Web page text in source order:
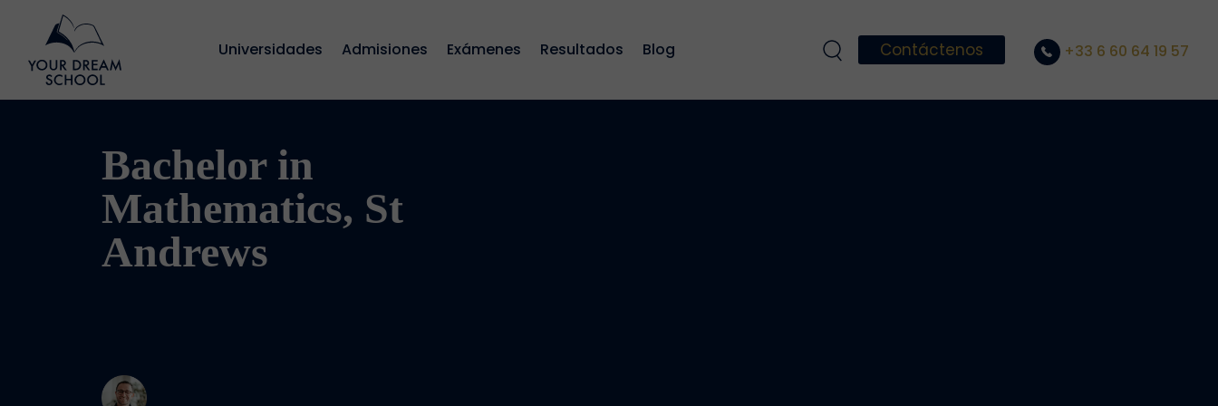
Universidades Admisiones Exámenes Resultados Blog Contáctenos +33 6 60 64 19 57
Bachelor in
Mathematics, St
Andrews